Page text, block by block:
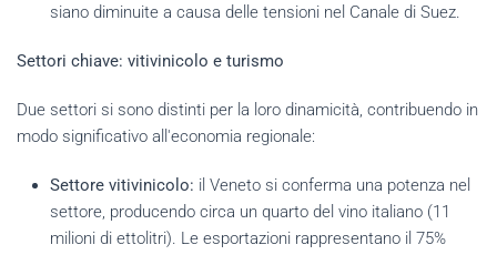
siano diminuite a causa delle tensioni nel Canale di Suez.
Settori chiave: vitivinicolo e turismo
Due settori si sono distinti per la loro dinamicità, contribuendo in
modo significativo all'economia regionale:
Settore vitivinicolo: il Veneto si conferma una potenza nel
settore, producendo circa un quarto del vino italiano (11
milioni di ettolitri). Le esportazioni rappresentano il 75%